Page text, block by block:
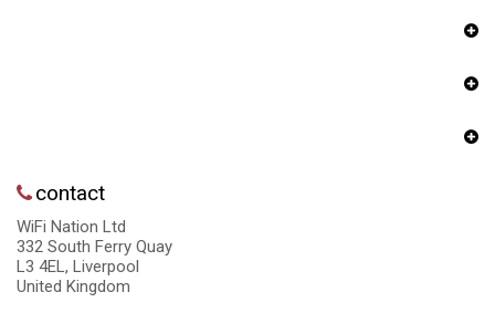
contact
WiFi Nation Ltd
332 South Ferry Quay
L3 4EL, Liverpool
United Kingdom